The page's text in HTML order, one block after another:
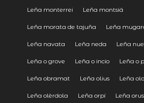
Leña monterrei Leña montsiá
Leña morata de tajuña Leña
Leña navata Leña neda Leña
Leña o grove Leña o incio Leña o
Leña obramat Leña olius Leña
Leña olèrdola Leña orpí Leña